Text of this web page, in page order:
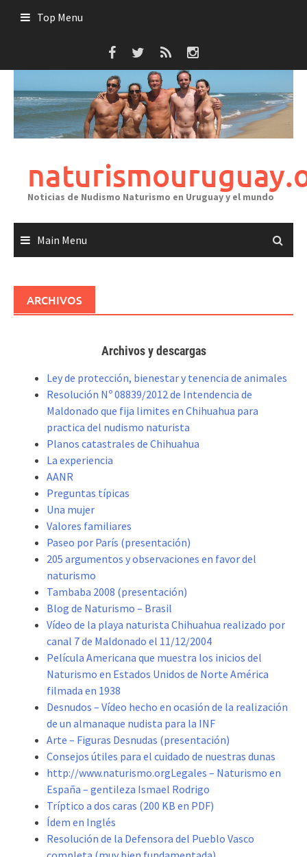
Top Menu
Noticias de Nudismo Naturismo en Uruguay y el mundo
Main Menu
ARCHIVOS
Archivos y descargas
Ley de protección, bienestar y tenencia de animales
Resolución Nº 08839/2012 de Intendencia de
Maldonado que fija limites en Chihuahua para
practica del nudismo naturista
Planos catastrales de Chihuahua
La experiencia
AANR
Preguntas típicas
Una mujer
Valores familiares
Paseo por París (presentación)
205 argumentos y observaciones en favor del
naturismo
Tambaba 2008 (presentación)
Blog de Naturismo – Brasil
Vídeo de la playa naturista Chihuahua realizado por
canal 7 de Maldonado el 11/12/2004
Película Americana que muestra los inicios del
Naturismo en Estados Unidos de Norte América
filmada en 1938
Desnudos – Vídeo hecho en ocasión de la realización
de un almanaque nudista para la INF
Arte – Figuras Desnudas (presentación)
Consejos útiles para el cuidado de nuestras dunas
http://www.naturismo.orgLegales – Naturismo en
España – gentileza Ismael Rodrigo
Tríptico a dos caras (200 KB en PDF)
Ídem en Inglés
Resolución de la Defensora del Pueblo Vasco